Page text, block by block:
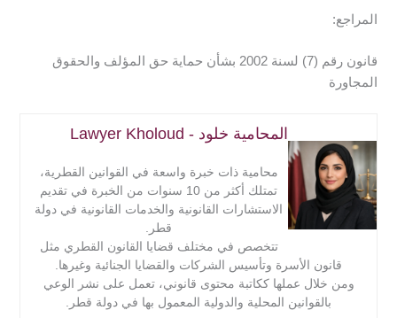
المراجع:
قانون رقم (7) لسنة 2002 بشأن حماية حق المؤلف والحقوق
المجاورة
المحامية خلود - Lawyer Kholoud
محامية ذات خبرة واسعة في القوانين القطرية،
تمتلك أكثر من 10 سنوات من الخبرة في تقديم
الاستشارات القانونية والخدمات القانونية في دولة
قطر.
تتخصص في مختلف قضايا القانون القطري مثل
قانون الأسرة وتأسيس الشركات والقضايا الجنائية وغيرها.
ومن خلال عملها ككاتبة محتوى قانوني، تعمل على نشر الوعي
بالقوانين المحلية والدولية المعمول بها في دولة قطر.